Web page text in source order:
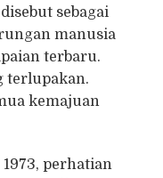
sebagai
manusia
terbaru.
terlupakan.
kemajuan
perhatian